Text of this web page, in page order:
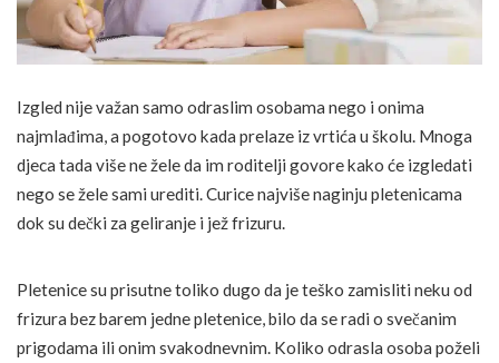
Izgled nije važan samo odraslim osobama nego i onima
najmlađima, a pogotovo kada prelaze iz vrtića u školu. Mnoga
djeca tada više ne žele da im roditelji govore kako će izgledati
nego se žele sami urediti. Curice najviše naginju pletenicama
dok su dečki za geliranje i jež frizuru.
Pletenice su prisutne toliko dugo da je teško zamisliti neku od
frizura bez barem jedne pletenice, bilo da se radi o svečanim
prigodama ili onim svakodnevnim. Koliko odrasla osoba poželi